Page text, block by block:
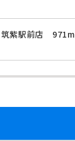
筑紫駅前店 971m